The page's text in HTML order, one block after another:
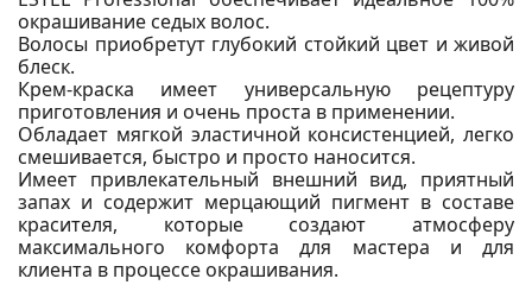
окрашивание седых волос.
Волосы приобретут глубокий стойкий цвет и живой
блеск.
Крем-краска имеет универсальную рецептуру
приготовления и очень проста в применении.
Обладает мягкой эластичной консистенцией, легко
смешивается, быстро и просто наносится.
Имеет привлекательный внешний вид, приятный
запах и содержит мерцающий пигмент в составе
красителя, которые создают атмосферу
максимального комфорта для мастера и для
клиента в процессе окрашивания.